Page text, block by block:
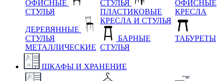
ОФИСНЫЕ
СТУЛЬЯ
ДЕРЕВЯННЫЕ
СТУЛЬЯ
МЕТАЛЛИЧЕСКИЕ
СТУЛЬЯ
ПЛАСТИКОВЫЕ
КРЕСЛА И СТУЛЬЯ
БАРНЫЕ
СТУЛЬЯ
ОФИСНЫЕ
КРЕСЛА
ТАБУРЕТЫ
ШКАФЫ И ХРАНЕНИЕ